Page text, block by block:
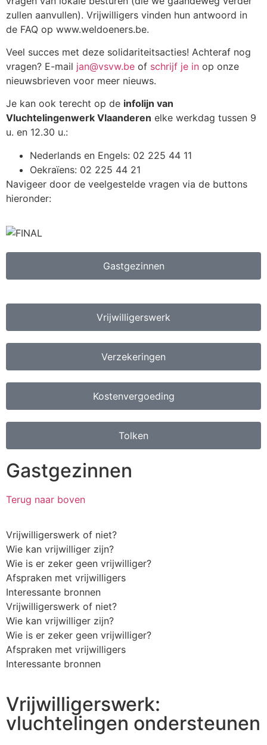
zullen aanvullen). Vrijwilligers vinden hun antwoord in
de FAQ op www.weldoeners.be.
Veel succes met deze solidariteitsacties! Achteraf nog
vragen? E-mail jan@vsvw.be of schrijf je in op onze
nieuwsbrieven voor meer nieuws.
Je kan ook terecht op de infolijn van
Vluchtelingenwerk Vlaanderen elke werkdag tussen 9
u. en 12.30 u.:
Nederlands en Engels: 02 225 44 11
Oekraïens: 02 225 44 21
Navigeer door de veelgestelde vragen via de buttons
hieronder:
Gastgezinnen
Vrijwilligerswerk
Verzekeringen
Kostenvergoeding
Tolken
Gastgezinnen
Terug naar boven
Vrijwilligerswerk of niet?
Wie kan vrijwilliger zijn?
Wie is er zeker geen vrijwilliger?
Afspraken met vrijwilligers
Interessante bronnen
Vrijwilligerswerk of niet?
Wie kan vrijwilliger zijn?
Wie is er zeker geen vrijwilliger?
Afspraken met vrijwilligers
Interessante bronnen
Vrijwilligerswerk:
vluchtelingen ondersteunen